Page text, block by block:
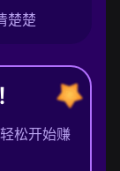
楚楚
松开始赚